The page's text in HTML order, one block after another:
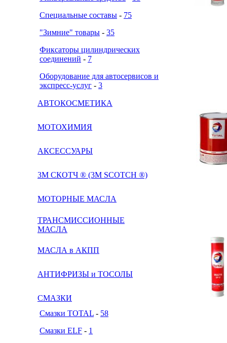
Специальные составы - 75
"Зимние" товары - 35
Фиксаторы цилиндрических
соединений - 7
Оборудование для автосервисов и
экспресс-услуг - 3
АВТОКОСМЕТИКА
МОТОХИМИЯ
АКСЕССУАРЫ
3М СКОТЧ ® (3M SCOTCH ®)
МОТОРНЫЕ МАСЛА
ТРАНСМИССИОННЫЕ
МАСЛА
МАСЛА в АКПП
АНТИФРИЗЫ и ТОСОЛЫ
СМАЗКИ
Смазки TOTAL - 58
Смазки ELF - 1